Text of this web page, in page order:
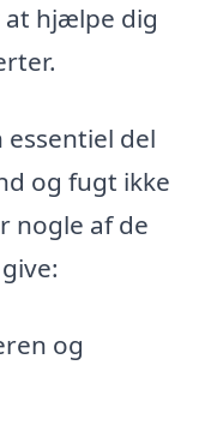
hjælpe dig
del
og fugt ikke
nogle af de
og